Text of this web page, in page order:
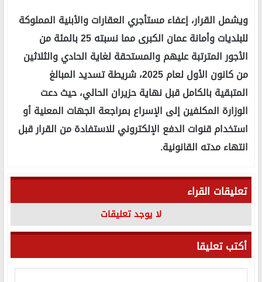
​ويشمل القرار، إعفاء مستأجري العقارات والأبنية المملوكة
للبلديات وأمانة عمان الكبرى مما نسبته 25 بالمئة من
الأجور المترتبة عليهم والمستحقة لغاية الحادي والثلاثين
من كانون الأول لعام 2025، شريطة تسديد المبالغ
المتبقية بالكامل قبل نهاية حزيران الحالي، حيث دعت
الوزارة المكلفين إلى الإسراع بمراجعة الجهات المعنية أو
استخدام قنوات الدفع الإلكتروني للاستفادة من القرار قبل
انتهاء مدته القانونية.
تعليقات القراء
لا يوجد تعليقات
أكتب تعليقا